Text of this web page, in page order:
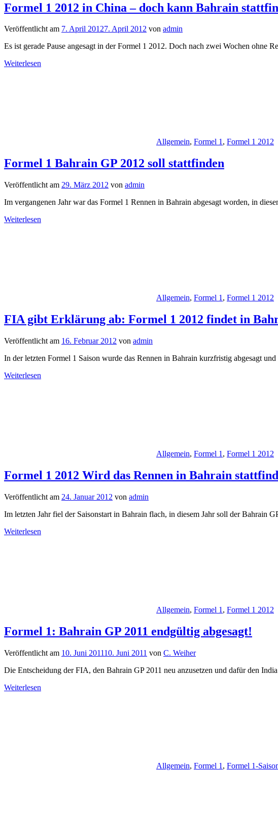
Formel 1 2012 in China – doch kann Bahrain
Veröffentlicht am 7. April 20127. April 2012 von admin
Es ist gerade Pause angesagt in der Formel 1 2012. Doch nach zwei Wochen ohne
Weiterlesen
Allgemein, Formel 1, Formel 1 2012
Formel 1 Bahrain GP 2012 soll stattfinden
Veröffentlicht am 29. März 2012 von admin
Im vergangenen Jahr war das Formel 1 Rennen in Bahrain abgesagt worden, in
Weiterlesen
Allgemein, Formel 1 , Formel 1 2012
FIA gibt Erklärung ab: Formel 1 2012 findet in
Veröffentlicht am 16. Februar 2012 von admin
In der letzten Formel 1 Saison wurde das Rennen in Bahrain kurzfristig abgesagt und
Weiterlesen
Allgemein, Formel 1 , Formel 1 2012
Formel 1 2012 Wird das Rennen in Bahrain
Veröffentlicht am 24. Januar 2012 von admin
Im letzten Jahr fiel der Saisonstart in Bahrain flach, in diesem Jahr soll der Bahrain
Weiterlesen
Allgemein, Formel 1 , Formel 1 2012
Formel 1: Bahrain GP 2011 endgültig abgesagt!
Veröffentlicht am 10. Juni 201110. Juni 2011 von C. Weiher
Die Entscheidung der FIA, den Bahrain GP 2011 neu anzusetzen und dafür den
Weiterlesen
Allgemein, Formel 1 , Formel 1-